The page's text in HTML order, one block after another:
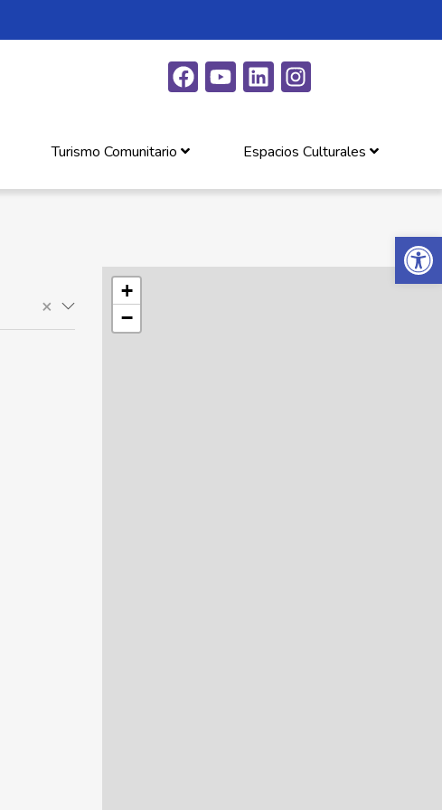
Abrir
Turismo Comunitario Espacios Culturales
×
+
−